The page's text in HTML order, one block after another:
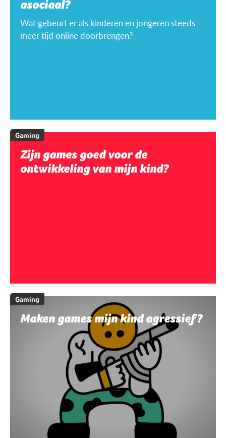
asociaal?
Wat gebeurt er als kinderen en jongeren steeds
meer tijd online doorbrengen?
Gaming
Zijn games goed voor de
ontwikkeling van mijn kind?
Gaming
Maken games mijn kind agressief?